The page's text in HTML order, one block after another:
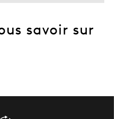
savoir sur